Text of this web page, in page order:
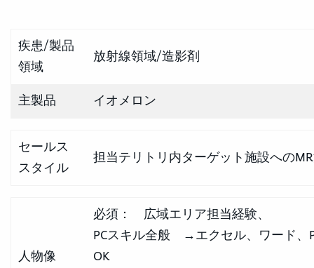
疾患/製品
領域
放射線領域/造影剤
主製品 イオメロン
セールス
スタイル
担当テリトリ内ターゲット施設への
人物像
必須： 広域エリア担当経験、
PCスキル全般 →エクセル、ワード、
OK